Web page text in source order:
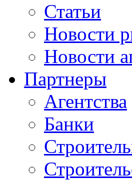
Статьи
Новости
Новости
Партнеры
Агентства
Банки